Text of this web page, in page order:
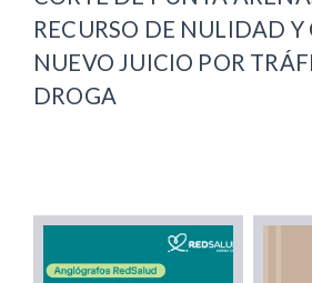
RECURSO DE NULIDAD Y
NUEVO JUICIO POR
DROGA